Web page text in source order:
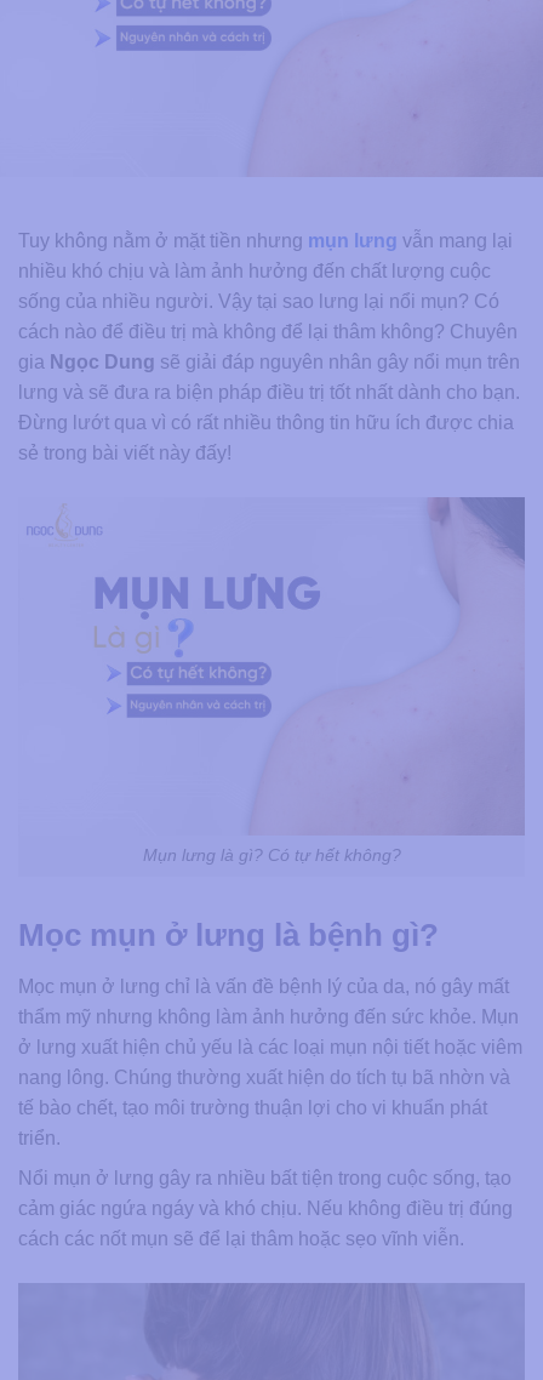
Tuy không nằm ở mặt tiền nhưng mụn lưng vẫn mang lại
nhiều khó chịu và làm ảnh hưởng đến chất lượng cuộc
sống của nhiều người. Vậy tại sao lưng lại nổi mụn? Có
cách nào để điều trị mà không để lại thâm không? Chuyên
gia Ngọc Dung sẽ giải đáp nguyên nhân gây nổi mụn trên
lưng và sẽ đưa ra biện pháp điều trị tốt nhất dành cho bạn.
Đừng lướt qua vì có rất nhiều thông tin hữu ích được chia
sẻ trong bài viết này đấy!
Mụn lưng là gì? Có tự hết không?
Mọc mụn ở lưng là bệnh gì?
Mọc mụn ở lưng chỉ là vấn đề bệnh lý của da, nó gây mất
thẩm mỹ nhưng không làm ảnh hưởng đến sức khỏe. Mụn
ở lưng xuất hiện chủ yếu là các loại mụn nội tiết hoặc viêm
nang lông. Chúng thường xuất hiện do tích tụ bã nhờn và
tế bào chết, tạo môi trường thuận lợi cho vi khuẩn phát
triển.
Nổi mụn ở lưng gây ra nhiều bất tiện trong cuộc sống, tạo
cảm giác ngứa ngáy và khó chịu. Nếu không điều trị đúng
cách các nốt mụn sẽ để lại thâm hoặc sẹo vĩnh viễn.